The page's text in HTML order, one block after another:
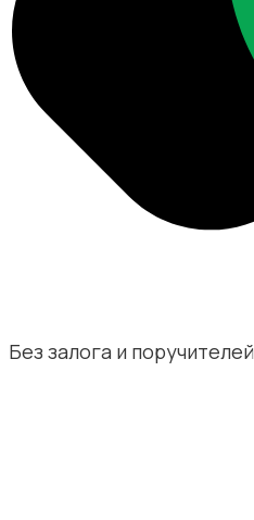
Без залога и поручителей